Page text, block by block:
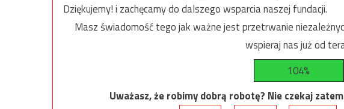
Dziękujemy! i zachęcamy do dalszego wsparcia naszej fundacji.
Masz świadomość tego jak ważne jest przetrwanie
wspieraj nas już od
104%
Uważasz, że robimy dobrą robotę? Nie czekaj